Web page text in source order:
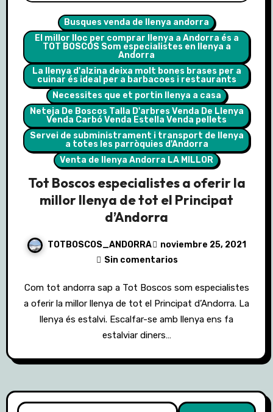
Busques venda de llenya andorra
El millor lloc per comprar llenya a Andorra és a
TOT BOSCOS Som especialistes en llenya a
Andorra
La llenya d'alzina deixa molt bones brases per a
cuinar és ideal per a barbacoes i restaurants
Necessites que et portin llenya a casa
Neteja De Boscos Talla D'arbres Venda De Llenya
Venda Carbó Venda Estella Venda pellets
Servei de subministrament i transport de llenya
a totes les parròquies d'Andorra
Venta de llenya Andorra LA MILLOR
Tot Boscos especialistes a oferir la
millor llenya de tot el Principat
d’Andorra
TOTBOSCOS_ANDORRA
noviembre 25, 2021
Sin comentarios
Com tot andorra sap a Tot Boscos som especialistes
a oferir la millor llenya de tot el Principat d’Andorra. La
llenya és estalvi. Escalfar-se amb llenya ens fa
estalviar diners…
Buscar: